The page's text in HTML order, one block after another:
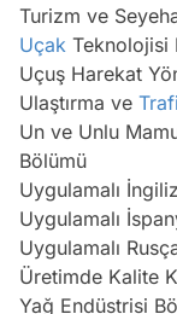
Turizm ve
Uçak Teknolojisi
Uçuş Harekat
Ulaştırma ve
Un ve Unlu
Bölümü
Uygulamalı
Uygulamalı
Uygulamalı
Üretimde Kalite
Yağ Endüstrisi